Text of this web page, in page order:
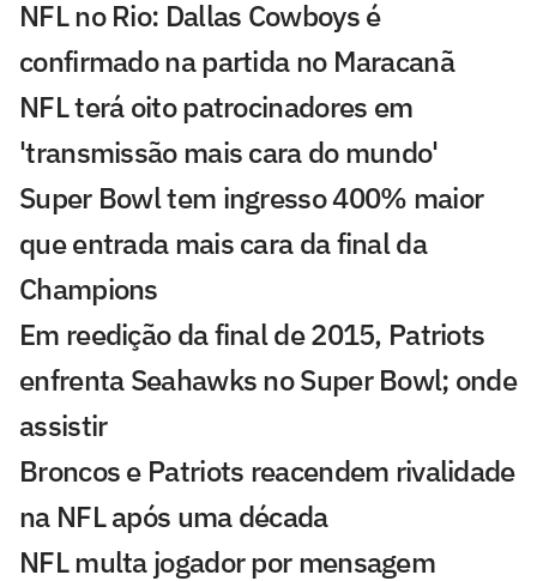
NFL no Rio: Dallas Cowboys é
confirmado na partida no Maracanã
NFL terá oito patrocinadores em
'transmissão mais cara do mundo'
Super Bowl tem ingresso 400% maior
que entrada mais cara da final da
Champions
Em reedição da final de 2015, Patriots
enfrenta Seahawks no Super Bowl; onde
assistir
Broncos e Patriots reacendem rivalidade
na NFL após uma década
NFL multa jogador por mensagem